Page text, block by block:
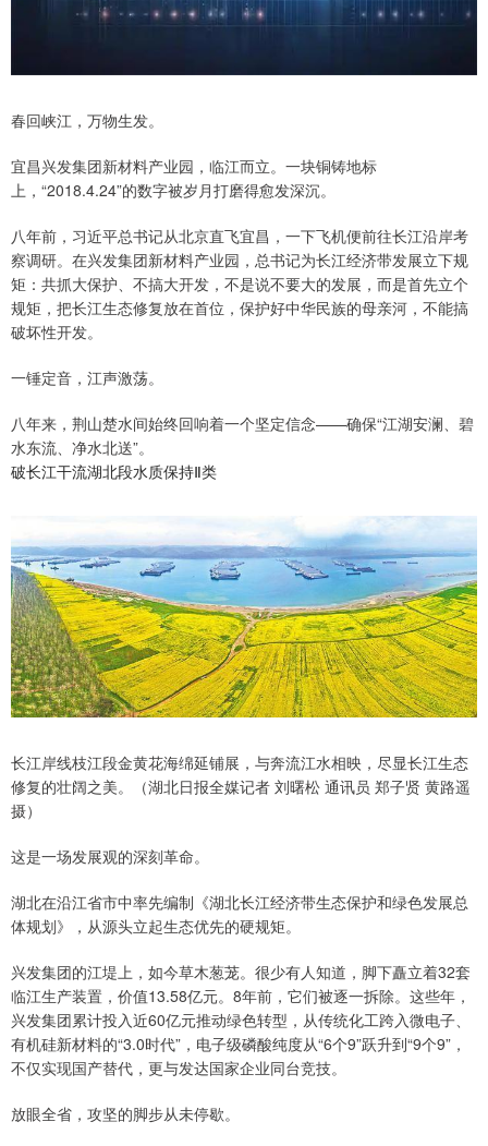
春回峡江，万物生发。
宜昌兴发集团新材料产业园，临江而立。一块铜铸地标
上，“2018.4.24”的数字被岁月打磨得愈发深沉。
八年前，习近平总书记从北京直飞宜昌，一下飞机便前往长江沿岸考
察调研。在兴发集团新材料产业园，总书记为长江经济带发展立下规
矩：共抓大保护、不搞大开发，不是说不要大的发展，而是首先立个
规矩，把长江生态修复放在首位，保护好中华民族的母亲河，不能搞
破坏性开发。
一锤定音，江声激荡。
八年来，荆山楚水间始终回响着一个坚定信念——确保“江湖安澜、碧
水东流、净水北送”。
破长江干流湖北段水质保持Ⅱ类
长江岸线枝江段金黄花海绵延铺展，与奔流江水相映，尽显长江生态
修复的壮阔之美。（湖北日报全媒记者 刘曙松 通讯员 郑子贤 黄路遥
摄）
这是一场发展观的深刻革命。
湖北在沿江省市中率先编制《湖北长江经济带生态保护和绿色发展总
体规划》，从源头立起生态优先的硬规矩。
兴发集团的江堤上，如今草木葱茏。很少有人知道，脚下矗立着32套
临江生产装置，价值13.58亿元。8年前，它们被逐一拆除。这些年，
兴发集团累计投入近60亿元推动绿色转型，从传统化工跨入微电子、
有机硅新材料的“3.0时代”，电子级磷酸纯度从“6个9”跃升到“9个9”，
不仅实现国产替代，更与发达国家企业同台竞技。
放眼全省，攻坚的脚步从未停歇。